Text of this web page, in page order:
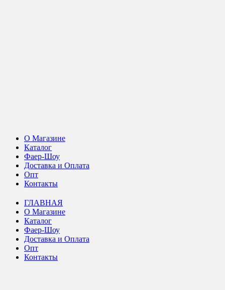
О Магазине
Каталог
Фаер-Шоу
Доставка и Оплата
Опт
Контакты
ГЛАВНАЯ
О Магазине
Каталог
Фаер-Шоу
Доставка и Оплата
Опт
Контакты